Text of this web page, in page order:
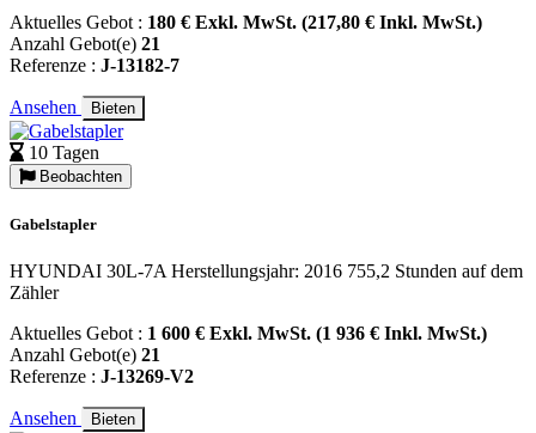
Aktuelles Gebot : 180 € Exkl. MwSt. (217,80 € Inkl. MwSt.)
Anzahl Gebot(e) 21
Referenze : J-13182-7
Ansehen Bieten
10 Tagen
Beobachten
Gabelstapler
HYUNDAI 30L-7A Herstellungsjahr: 2016 755,2 Stunden auf dem
Zähler
Aktuelles Gebot : 1 600 € Exkl. MwSt. (1 936 € Inkl. MwSt.)
Anzahl Gebot(e) 21
Referenze : J-13269-V2
Ansehen Bieten